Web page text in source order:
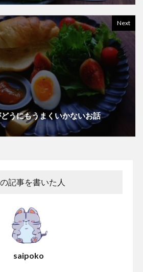
Next
うにもうまくいかないお話
記事を書いた人
saipoko